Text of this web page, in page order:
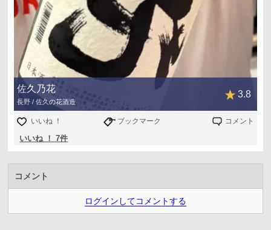
佐久乃花
長野 / 佐久の花酒造
3.8
いいね ！ ブックマーク コメント
いいね ！ 7件
コメント
ログインしてコメントする